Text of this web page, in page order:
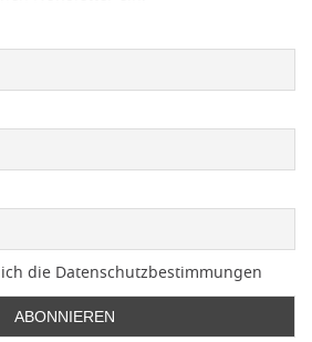
die Datenschutzbestimmungen